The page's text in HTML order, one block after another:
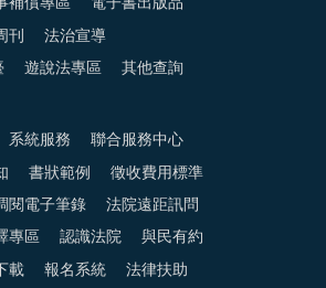
補償專區 電子書出版品
刊 法治宣導
遊說法專區 其他查詢
系統服務 聯合服務中心
書狀範例 徵收費用標準
閱電子筆錄 法院遠距訊問
專區 認識法院 與民有約
載 報名系統 法律扶助